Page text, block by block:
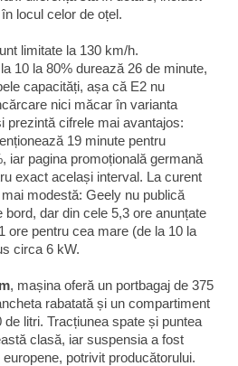
locul celor de oțel.
limitate la 130 km/h.
10 la 80% durează 26 de minute,
capacități, așa că E2 nu
nici măcar în varianta
prezintă cifrele mai avantajos:
19 minute pentru
iar pagina promoțională germană
exact același interval. La curent
modestă: Geely nu publică
bord, dar din cele 5,3 ore anunțate
ore pentru cea mare (de la 10 la
circa 6 kW.
, mașina oferă un portbagaj de 375
rabatată și un compartiment
litri. Tracțiunea spate și puntea
clasă, iar suspensia a fost
potrivit producătorului.